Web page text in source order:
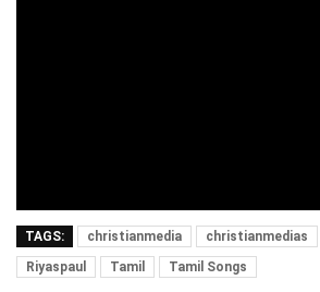
TAGS: christianmedia christianmedias
Riyaspaul
Tamil Tamil Songs